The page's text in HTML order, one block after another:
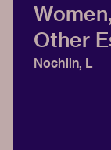
Other
Nochlin, L